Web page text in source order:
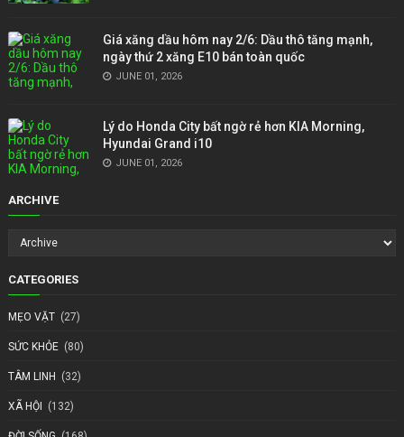
Giá xăng dầu hôm nay 2/6: Dầu thô tăng mạnh,
ngày thứ 2 xăng E10 bán toàn quốc
JUNE 01, 2026
Lý do Honda City bất ngờ rẻ hơn KIA Morning,
Hyundai Grand i10
JUNE 01, 2026
ARCHIVE
CATEGORIES
MẸO VẶT (27)
SỨC KHỎE (80)
TÂM LINH (32)
XÃ HỘI (132)